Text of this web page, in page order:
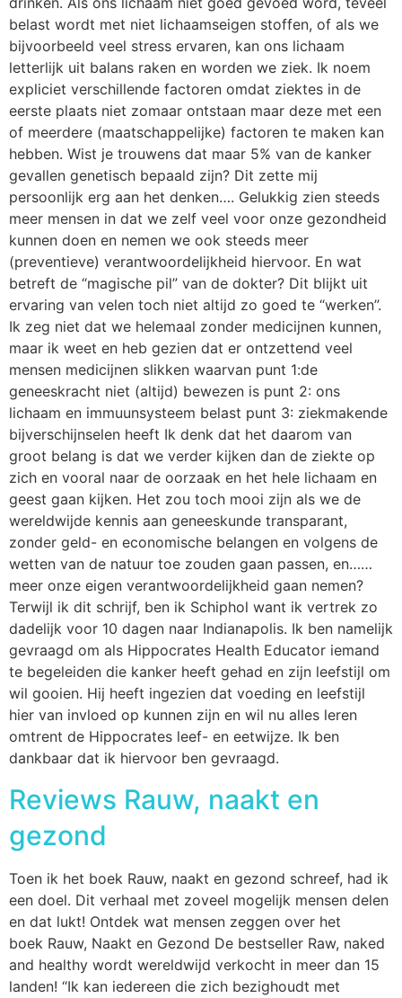
belast wordt met niet lichaamseigen stoffen, of als we
bijvoorbeeld veel stress ervaren, kan ons lichaam
letterlijk uit balans raken en worden we ziek. Ik noem
expliciet verschillende factoren omdat ziektes in de
eerste plaats niet zomaar ontstaan maar deze met een
of meerdere (maatschappelijke) factoren te maken kan
hebben. Wist je trouwens dat maar 5% van de kanker
gevallen genetisch bepaald zijn? Dit zette mij
persoonlijk erg aan het denken…. Gelukkig zien steeds
meer mensen in dat we zelf veel voor onze gezondheid
kunnen doen en nemen we ook steeds meer
(preventieve) verantwoordelijkheid hiervoor. En wat
betreft de “magische pil” van de dokter? Dit blijkt uit
ervaring van velen toch niet altijd zo goed te “werken”.
Ik zeg niet dat we helemaal zonder medicijnen kunnen,
maar ik weet en heb gezien dat er ontzettend veel
mensen medicijnen slikken waarvan punt 1:de
geneeskracht niet (altijd) bewezen is punt 2: ons
lichaam en immuunsysteem belast punt 3: ziekmakende
bijverschijnselen heeft Ik denk dat het daarom van
groot belang is dat we verder kijken dan de ziekte op
zich en vooral naar de oorzaak en het hele lichaam en
geest gaan kijken. Het zou toch mooi zijn als we de
wereldwijde kennis aan geneeskunde transparant,
zonder geld- en economische belangen en volgens de
wetten van de natuur toe zouden gaan passen, en……
meer onze eigen verantwoordelijkheid gaan nemen?
Terwijl ik dit schrijf, ben ik Schiphol want ik vertrek zo
dadelijk voor 10 dagen naar Indianapolis. Ik ben namelijk
gevraagd om als Hippocrates Health Educator iemand
te begeleiden die kanker heeft gehad en zijn leefstijl om
wil gooien. Hij heeft ingezien dat voeding en leefstijl
hier van invloed op kunnen zijn en wil nu alles leren
omtrent de Hippocrates leef- en eetwijze. Ik ben
dankbaar dat ik hiervoor ben gevraagd.
Reviews Rauw, naakt en
gezond
Toen ik het boek Rauw, naakt en gezond schreef, had ik
een doel. Dit verhaal met zoveel mogelijk mensen delen
en dat lukt! Ontdek wat mensen zeggen over het
boek Rauw, Naakt en Gezond De bestseller Raw, naked
and healthy wordt wereldwijd verkocht in meer dan 15
landen! “Ik kan iedereen die zich bezighoudt met